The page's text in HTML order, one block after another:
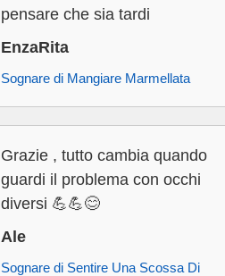
pensare che sia tardi
EnzaRita
Sognare di Mangiare Marmellata
Grazie , tutto cambia quando
guardi il problema con occhi
diversi 💪💪😊
Ale
Sognare di Sentire Una Scossa Di